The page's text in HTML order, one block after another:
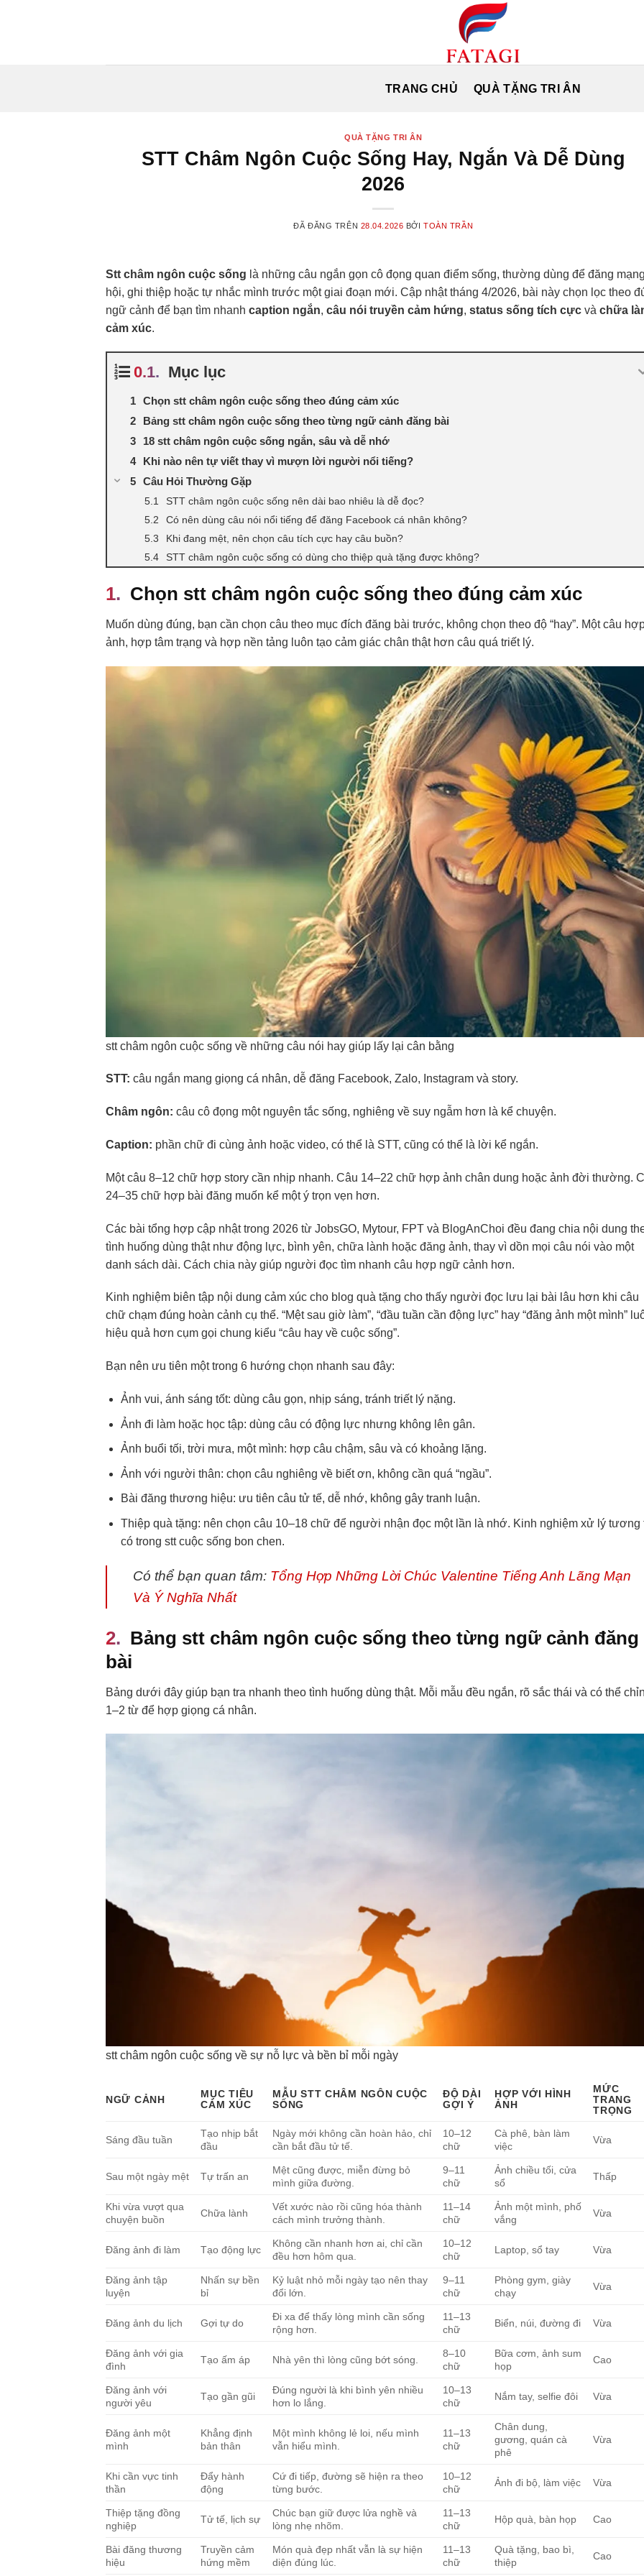
TRANG CHỦ QUÀ TẶNG TRI ÂN
QUÀ TẶNG TRI ÂN
STT Châm Ngôn Cuộc Sống Hay, Ngắn Và Dễ Dùng
2026
ĐÃ ĐĂNG TRÊN 28.04.2026 BỞITOÀN TRẦN
Stt châm ngôn cuộc sống là những câu ngắn gọn cô đọng quan điểm sống, thường dùng để đăng
hội, ghi thiệp hoặc tự nhắc mình trước một giai đoạn mới. Cập nhật tháng 4/2026, bài này chọn lọc theo
ngữ cảnh để bạn tìm nhanh caption ngắn, câu nói truyền cảm hứng, status sống tích cực và chữa
cảm xúc.
Mục lục
Chọn stt châm ngôn cuộc sống theo đúng cảm xúc
Bảng stt châm ngôn cuộc sống theo từng ngữ cảnh đăng bài
18 stt châm ngôn cuộc sống ngắn, sâu và dễ nhớ
Khi nào nên tự viết thay vì mượn lời người nổi tiếng?
Câu Hỏi Thường Gặp
STT châm ngôn cuộc sống nên dài bao nhiêu là dễ đọc?
Có nên dùng câu nói nổi tiếng để đăng Facebook cá nhân không?
Khi đang mệt, nên chọn câu tích cực hay câu buồn?
STT châm ngôn cuộc sống có dùng cho thiệp quà tặng được không?
Chọn stt châm ngôn cuộc sống theo đúng cảm xúc
Muốn dùng đúng, bạn cần chọn câu theo mục đích đăng bài trước, không chọn theo độ “hay”. Một câu
ảnh, hợp tâm trạng và hợp nền tảng luôn tạo cảm giác chân thật hơn câu quá triết lý.
stt châm ngôn cuộc sống về những câu nói hay giúp lấy lại cân bằng
STT: câu ngắn mang giọng cá nhân, dễ đăng Facebook, Zalo, Instagram và story.
Châm ngôn: câu cô đọng một nguyên tắc sống, nghiêng về suy ngẫm hơn là kể chuyện.
Caption: phần chữ đi cùng ảnh hoặc video, có thể là STT, cũng có thể là lời kể ngắn.
Một câu 8–12 chữ hợp story cần nhịp nhanh. Câu 14–22 chữ hợp ảnh chân dung hoặc ảnh đời thường.
24–35 chữ hợp bài đăng muốn kể một ý trọn vẹn hơn.
Các bài tổng hợp cập nhật trong 2026 từ JobsGO, Mytour, FPT và BlogAnChoi đều đang chia nội dung
tình huống dùng thật như động lực, bình yên, chữa lành hoặc đăng ảnh, thay vì dồn mọi câu nói vào một
danh sách dài. Cách chia này giúp người đọc tìm nhanh câu hợp ngữ cảnh hơn.
Kinh nghiệm biên tập nội dung cảm xúc cho blog quà tặng cho thấy người đọc lưu lại bài lâu hơn khi câu
chữ chạm đúng hoàn cảnh cụ thể. “Mệt sau giờ làm”, “đầu tuần cần động lực” hay “đăng ảnh một mình”
hiệu quả hơn cụm gọi chung kiểu “câu hay về cuộc sống”.
Bạn nên ưu tiên một trong 6 hướng chọn nhanh sau đây:
Ảnh vui, ánh sáng tốt: dùng câu gọn, nhịp sáng, tránh triết lý nặng.
Ảnh đi làm hoặc học tập: dùng câu có động lực nhưng không lên gân.
Ảnh buổi tối, trời mưa, một mình: hợp câu chậm, sâu và có khoảng lặng.
Ảnh với người thân: chọn câu nghiêng về biết ơn, không cần quá “ngầu”.
Bài đăng thương hiệu: ưu tiên câu tử tế, dễ nhớ, không gây tranh luận.
Thiệp quà tặng: nên chọn câu 10–18 chữ để người nhận đọc một lần là nhớ. Kinh nghiệm xử lý tương
có trong stt cuộc sống bon chen.
Có thể bạn quan tâm: Tổng Hợp Những Lời Chúc Valentine Tiếng Anh Lãng Mạn
Và Ý Nghĩa Nhất
Bảng stt châm ngôn cuộc sống theo từng ngữ cảnh đăng
bài
Bảng dưới đây giúp bạn tra nhanh theo tình huống dùng thật. Mỗi mẫu đều ngắn, rõ sắc thái và có thể
1–2 từ để hợp giọng cá nhân.
stt châm ngôn cuộc sống về sự nỗ lực và bền bỉ mỗi ngày
NGỮ CẢNH
MỤC TIÊU
CẢM XÚC
MẪU STT CHÂM NGÔN CUỘC
SỐNG
ĐỘ DÀI
GỢI Ý
HỢP VỚI HÌNH
ẢNH
MỨC
TRANG
TRỌNG
Sáng đầu tuần
Tạo nhịp bắt
đầu
Ngày mới không cần hoàn hảo, chỉ
cần bắt đầu tử tế.
10–12
chữ
Cà phê, bàn làm
việc
Vừa
Sau một ngày mệt Tự trấn an
Mệt cũng được, miễn đừng bỏ
mình giữa đường.
9–11
chữ
Ảnh chiều tối, cửa
sổ
Thấp
Khi vừa vượt qua
chuyện buồn
Chữa lành
Vết xước nào rồi cũng hóa thành
cách mình trưởng thành.
11–14
chữ
Ảnh một mình, phố
vắng
Vừa
Đăng ảnh đi làm Tạo động lực
Không cần nhanh hơn ai, chỉ cần
đều hơn hôm qua.
10–12
chữ
Laptop, sổ tay Vừa
Đăng ảnh tập
luyện
Nhấn sự bền
bỉ
Kỷ luật nhỏ mỗi ngày tạo nên thay
đổi lớn.
9–11
chữ
Phòng gym, giày
chạy
Vừa
Đăng ảnh du lịch Gợi tự do
Đi xa để thấy lòng mình cần sống
rộng hơn.
11–13
chữ
Biển, núi, đường đi Vừa
Đăng ảnh với gia
đình
Tạo ấm áp Nhà yên thì lòng cũng bớt sóng.
8–10
chữ
Bữa cơm, ảnh sum
họp
Cao
Đăng ảnh với
người yêu
Tạo gần gũi
Đúng người là khi bình yên nhiều
hơn lo lắng.
10–13
chữ
Nắm tay, selfie đôi Vừa
Đăng ảnh một
mình
Khẳng định
bản thân
Một mình không lẻ loi, nếu mình
vẫn hiểu mình.
11–13
chữ
Chân dung,
gương, quán cà
phê
Vừa
Khi cần vực tinh
thần
Đẩy hành
động
Cứ đi tiếp, đường sẽ hiện ra theo
từng bước.
10–12
chữ
Ảnh đi bộ, làm việc Vừa
Thiệp tặng đồng
nghiệp
Tử tế, lịch sự
Chúc bạn giữ được lửa nghề và
lòng nhẹ nhõm.
11–13
chữ
Hộp quà, bàn họp Cao
Bài đăng thương
hiệu
Truyền cảm
hứng mềm
Món quà đẹp nhất vẫn là sự hiện
diện đúng lúc.
11–13
chữ
Quà tặng, bao bì,
thiệp
Cao